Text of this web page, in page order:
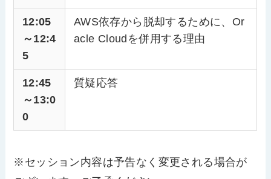
12:05
～12:4
5
AWS依存から脱却するために、Or
acle Cloudを併用する理由
12:45
～13:0
0
質疑応答
※セッション内容は予告なく変更される場合が